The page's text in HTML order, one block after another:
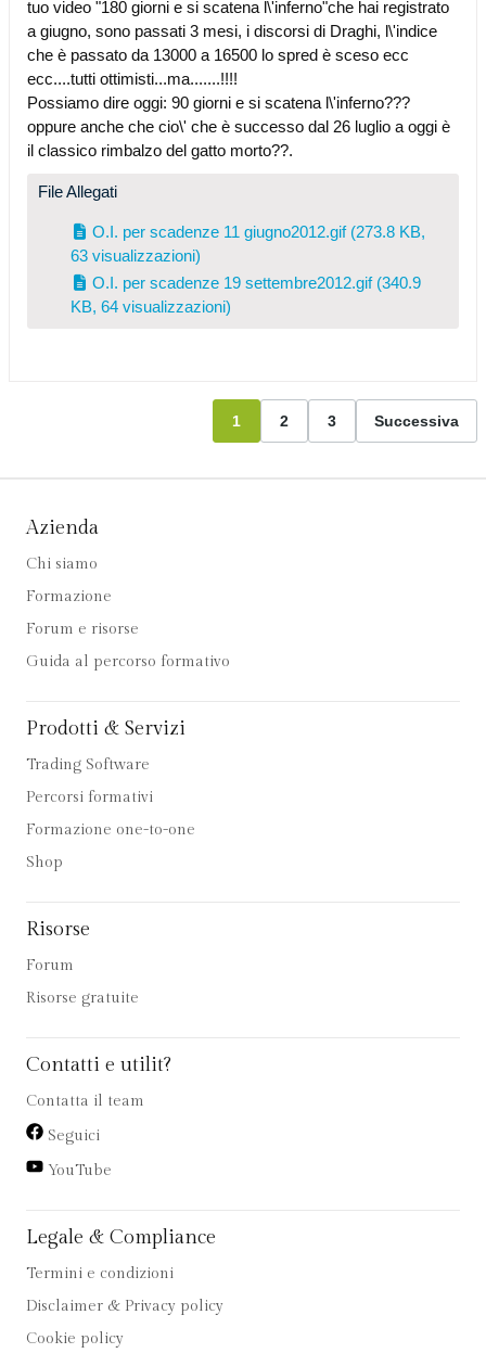
tuo video "180 giorni e si scatena l\'inferno"che hai registrato
a giugno, sono passati 3 mesi, i discorsi di Draghi, l\'indice
che è passato da 13000 a 16500 lo spred è sceso ecc
ecc....tutti ottimisti...ma.......!!!!
Possiamo dire oggi: 90 giorni e si scatena l\'inferno???
oppure anche che cio\' che è successo dal 26 luglio a oggi è
il classico rimbalzo del gatto morto??.
File Allegati
O.I. per scadenze 11 giugno2012.gif (273.8 KB,
63 visualizzazioni)
O.I. per scadenze 19 settembre2012.gif (340.9
KB, 64 visualizzazioni)
1 2 3 Successiva
Azienda
Chi siamo
Formazione
Forum e risorse
Guida al percorso formativo
Prodotti & Servizi
Trading Software
Percorsi formativi
Formazione one-to-one
Shop
Risorse
Forum
Risorse gratuite
Contatti e utilit?
Contatta il team
Seguici
YouTube
Legale & Compliance
Termini e condizioni
Disclaimer & Privacy policy
Cookie policy